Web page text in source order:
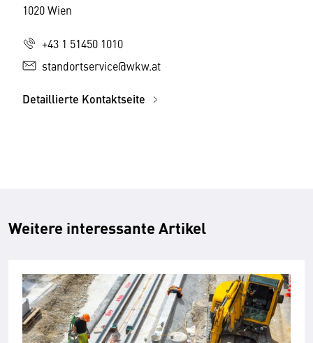
1020 Wien
+43 1 51450 1010
standortservice@wkw.at
Detaillierte Kontaktseite
Weitere interessante Artikel